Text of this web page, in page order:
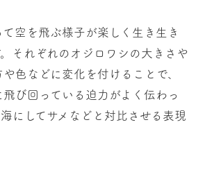
空を飛ぶ様子が楽しく生き生き
。それぞれのオジロワシの大きさや
色などに変化を付けることで、
び回っている迫力がよく伝わっ
にしてサメなどと対比させる表現